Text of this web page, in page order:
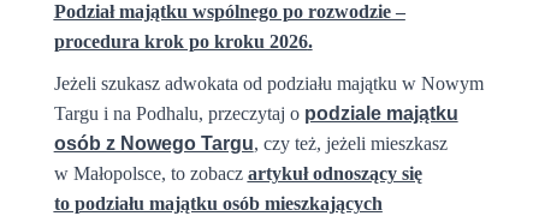
Podział majątku wspólnego po rozwodzie –
procedura krok po kroku 2026.
Jeżeli szukasz adwokata od podziału majątku w Nowym
Targu i na Podhalu, przeczytaj o podziale majątku
osób z Nowego Targu, czy też, jeżeli mieszkasz
w Małopolsce, to zobacz artykuł odnoszący się
to podziału majątku osób mieszkających